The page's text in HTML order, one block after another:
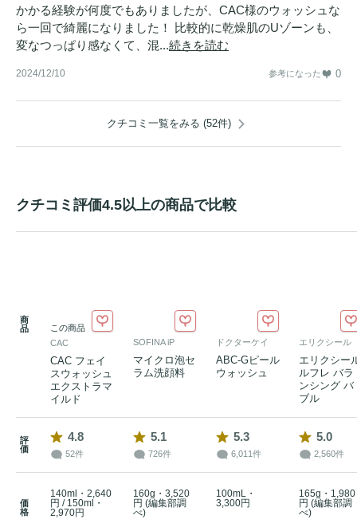
かかる経験が何度でもありましたが、CAC様のウォッシュな
ら一回で綺麗になりました！ 比較的に乾燥肌のUゾーンも、
変なつっぱり感なくて、混...続きを読む
2024/12/10 参考になった 0
クチコミ一覧をみる (52件)
クチコミ評価4.5以上の商品で比較
商
品
この商品
CAC
CAC フェイ
スウォッシュ
エクストラマ
イルド
SOFINA iP
マイクロ泡セ
ラム洗顔料
ドクターケイ
ABC-Gピール
ウォッシュ
エリクシール
エリクシー
ルフレ バラ
ンシング バ
ブル
評
価
4.8
52件
5.1
726件
5.3
6,011件
5.0
2,560件
価
格
140ml・2,640
円 / 150ml・
2,970円
160g・3,520
円 (編集部調
べ)
100mL・
3,300円
165g・1,980
円 (編集部調
べ)